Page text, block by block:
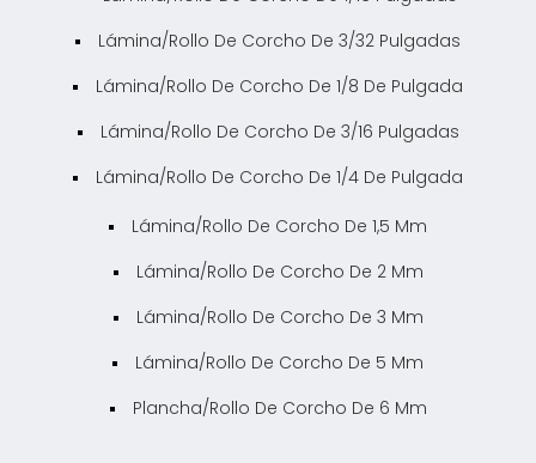
Lámina/rollo De Corcho De 3/32 Pulgadas
Lámina/rollo De Corcho De 1/8 De Pulgada
Lámina/rollo De Corcho De 3/16 Pulgadas
Lámina/rollo De Corcho De 1/4 De Pulgada
Lámina/rollo De Corcho De 1,5 Mm
Lámina/rollo De Corcho De 2 Mm
Lámina/rollo De Corcho De 3 Mm
Lámina/rollo De Corcho De 5 Mm
Plancha/rollo De Corcho De 6 Mm